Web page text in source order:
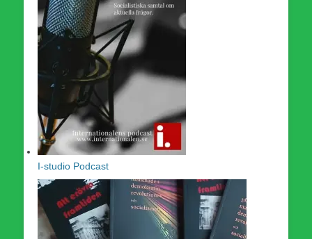
I-studio Podcast